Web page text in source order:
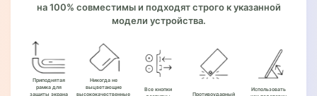
на 100% совместимы и подходят строго к указанной
модели устройства.
Приподнятая
рамка для
защиты экрана
Никогда не
выцветающие
высококачественные
Все кнопки
Противоударный
Использовать